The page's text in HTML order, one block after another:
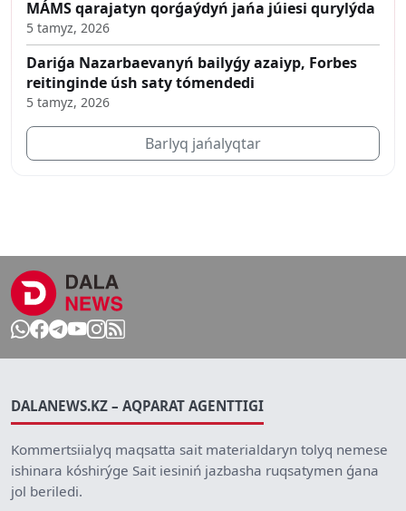
MÁMS qarajatyn qorǵaýdyń jańa júiesi qurylýda
5 tamyz, 2026
Dariǵa Nazarbaevanyń bailyǵy azaiyp, Forbes
reitinginde úsh saty tómendedi
5 tamyz, 2026
Barlyq jańalyqtar
DALANEWS.KZ – AQPARAT AGENTTIGI
Kommertsiialyq maqsatta sait materialdaryn tolyq nemese
ishinara kóshirýge Sait iesiniń jazbasha ruqsatymen ǵana
jol beriledi.